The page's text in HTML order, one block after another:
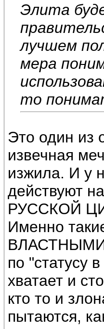
Элита
лучшем
мера
то
Это один из
извечная
изжила. И у
действуют
РУССКОЙ
Именно
по "статусу
хватает и
кто то и
пытаются,